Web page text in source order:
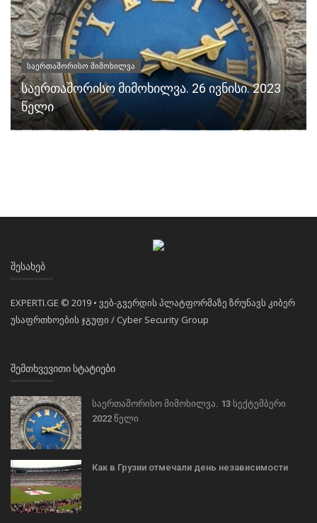
საერთაშორისო მიმოხილვა
საერთაშორისო მიმოხილვა. 26 ივნისი. 2023
წელი
ᲨᲔᲡᲐᲮᲔᲑ
EXPERTI.GE © 2019 • ვებ-გვერდის პლატფორმაზე ზრუნავს კიბერ
უსაფრთხოების ჯგუფი / Cyber Security Group
ᲨᲔᲛᲗᲮᲕᲔᲕᲘᲗᲘ ᲡᲢᲐᲢᲘᲔᲑᲘ
საერთაშორისო მიმოხილვა. 13 სექტემბერი
2022 წელი
Как в Грузии отмечали день независимости